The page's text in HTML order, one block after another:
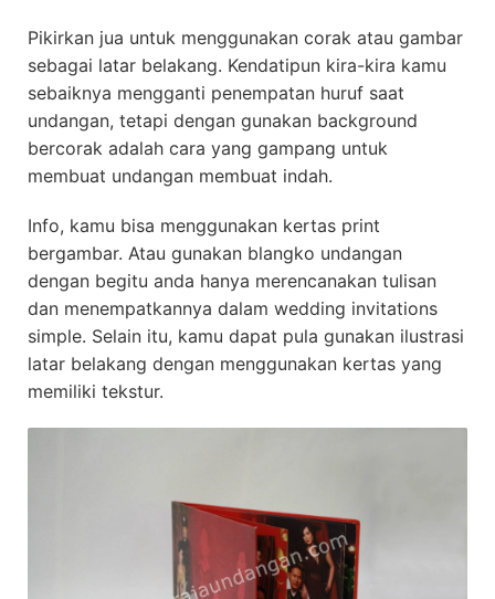
Pikirkan jua untuk menggunakan corak atau gambar
sebagai latar belakang. Kendatipun kira-kira kamu
sebaiknya mengganti penempatan huruf saat
undangan, tetapi dengan gunakan background
bercorak adalah cara yang gampang untuk
membuat undangan membuat indah.
Info, kamu bisa menggunakan kertas print
bergambar. Atau gunakan blangko undangan
dengan begitu anda hanya merencanakan tulisan
dan menempatkannya dalam wedding invitations
simple. Selain itu, kamu dapat pula gunakan ilustrasi
latar belakang dengan menggunakan kertas yang
memiliki tekstur.